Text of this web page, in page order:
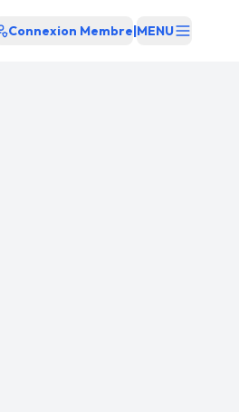
Connexion Membre|MENU